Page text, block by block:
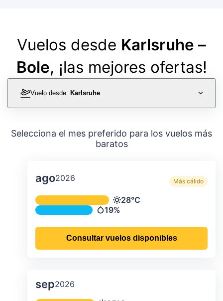
Vuelos desde Karlsruhe –
Bole, ¡las mejores ofertas!
Vuelo desde: Karlsruhe
Selecciona el mes preferido para los vuelos más
baratos
ago2026 Más cálido
Temperatura y precipitación media
Temperatura
28°C
Precipitación
19%
Consultar vuelos disponibles
sep2026